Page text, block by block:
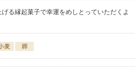
る縁起菓子で幸運をめしとっていただくよ